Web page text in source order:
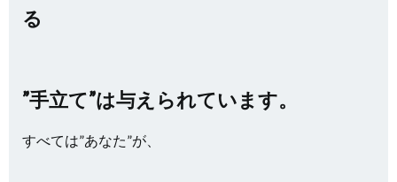
る
”手立て”は与えられています。
すべては”あなた”が、